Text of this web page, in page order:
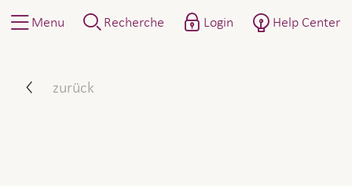
Menu Recherche Login Help Center
zurück